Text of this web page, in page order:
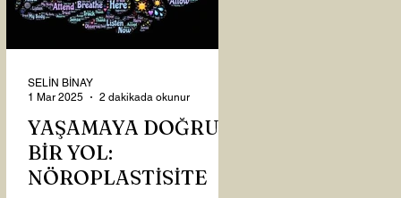
YAŞAMAYA DOĞRU
BİR YOL:
NÖROPLASTİSİTE
SELİN BİNAY
1 Mar 2025
2 dakikada okunur